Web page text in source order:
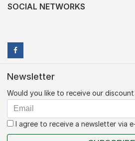
SOCIAL NETWORKS
Newsletter
Would you like to receive our
I agree to receive a newsletter via